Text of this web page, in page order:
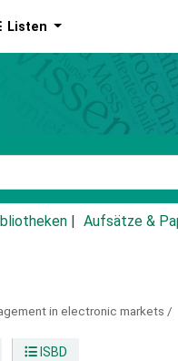
Listen
Aufsätze &
in electronic markets /
ISBD